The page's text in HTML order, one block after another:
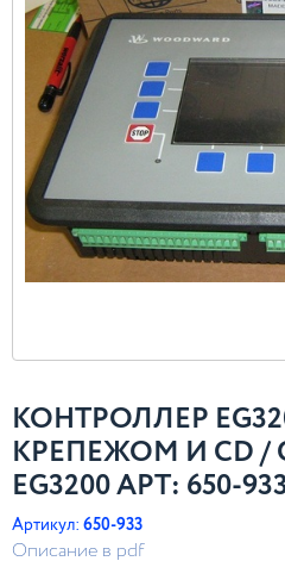
КОНТРОЛЛЕР
КРЕПЕЖОМ И CD /
EG3200 АРТ: 650-
Артикул: 650-933
Описание в pdf